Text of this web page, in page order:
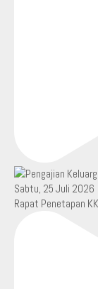
Rapat Penetapan